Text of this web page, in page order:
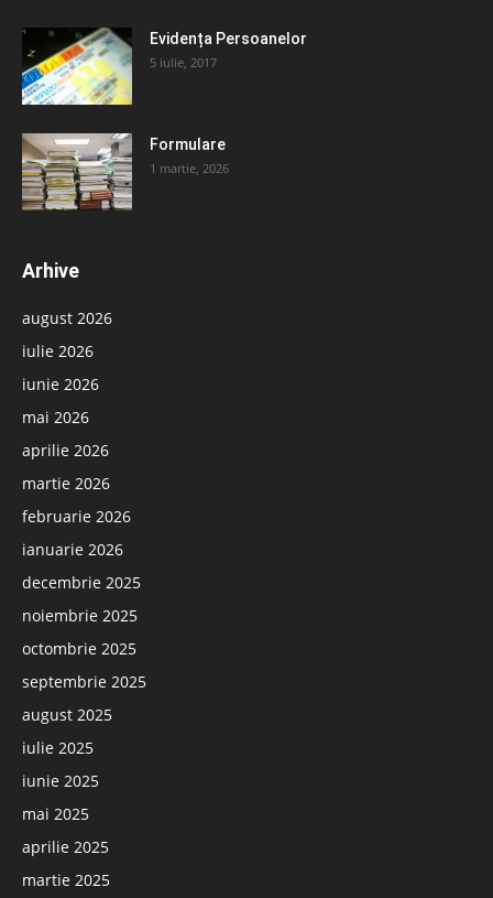
Evidența Persoanelor
5 iulie, 2017
Formulare
1 martie, 2026
Arhive
august 2026
iulie 2026
iunie 2026
mai 2026
aprilie 2026
martie 2026
februarie 2026
ianuarie 2026
decembrie 2025
noiembrie 2025
octombrie 2025
septembrie 2025
august 2025
iulie 2025
iunie 2025
mai 2025
aprilie 2025
martie 2025